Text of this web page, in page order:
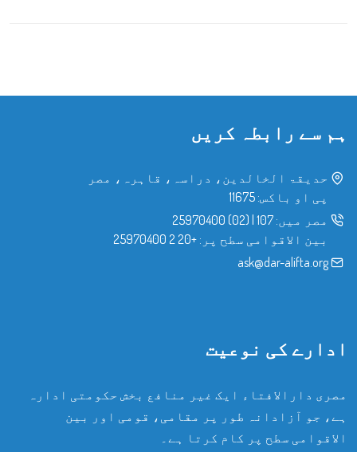
ہم سے رابطہ کریں
حدیقۃ الخالدین، دراسہ، قاہرہ، مصر
پی او باکس: 11675
مصر میں: 107
|
(02) 25970400
بین الاقوامی سطح پر: +20 2 25970400
ask@dar-alifta.org
ادارے کی نوعیت
مصری دارالافتاء ایک غیر منافع بخش حکومتی ادارہ
ہے، جو آزادانہ طور پر مقامی، قومی اور بین
الاقوامی سطح پر کام کرتا ہے۔